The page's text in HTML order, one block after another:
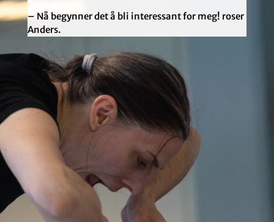
– Nå begynner det å bli interessant for meg! roser
Anders.